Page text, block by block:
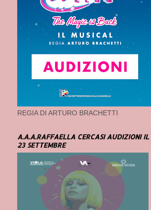
REGIA DI ARTURO BRACHETTI
A.A.A.RAFFAELLA CERCASI AUDIZIONI IL
23 SETTEMBRE